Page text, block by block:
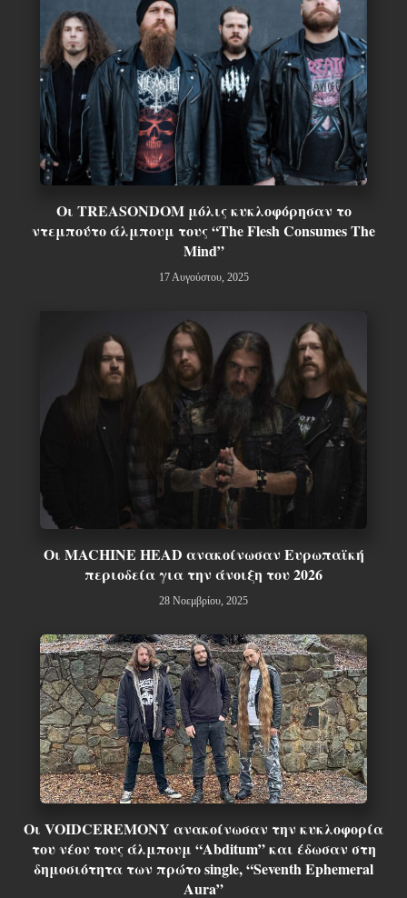
Οι TREASONDOM μόλις κυκλοφόρησαν το
ντεμπούτο άλμπουμ τους “The Flesh Consumes The
Mind”
17 Αυγούστου, 2025
Οι MACHINE HEAD ανακοίνωσαν Ευρωπαϊκή
περιοδεία για την άνοιξη του 2026
28 Νοεμβρίου, 2025
Οι VOIDCEREMONY ανακοίνωσαν την κυκλοφορία
του νέου τους άλμπουμ “Abditum” και έδωσαν στη
δημοσιότητα των πρώτο single, “Seventh Ephemeral
Aura”